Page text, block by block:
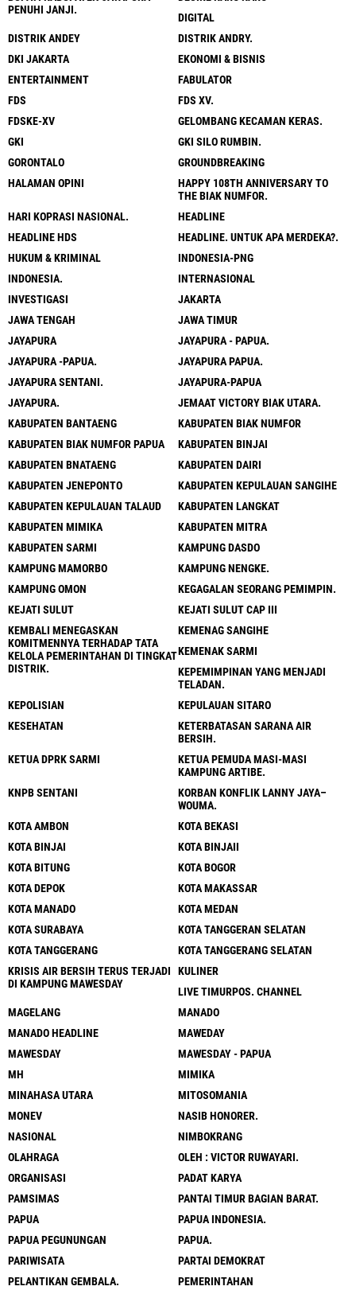
PENUHI JANJI.
DIGITAL
DISTRIK ANDEY
DISTRIK ANDRY.
DKI JAKARTA
EKONOMI & BISNIS
ENTERTAINMENT
FABULATOR
FDS
FDS XV.
FDSKE-XV
GELOMBANG KECAMAN KERAS.
GKI
GKI SILO RUMBIN.
GORONTALO
GROUNDBREAKING
HALAMAN OPINI
HAPPY 108TH ANNIVERSARY TO
THE BIAK NUMFOR.
HARI KOPRASI NASIONAL.
HEADLINE
HEADLINE HDS
HEADLINE. UNTUK APA MERDEKA?.
HUKUM & KRIMINAL
INDONESIA-PNG
INDONESIA.
INTERNASIONAL
INVESTIGASI
JAKARTA
JAWA TENGAH
JAWA TIMUR
JAYAPURA
JAYAPURA - PAPUA.
JAYAPURA -PAPUA.
JAYAPURA PAPUA.
JAYAPURA SENTANI.
JAYAPURA-PAPUA
JAYAPURA.
JEMAAT VICTORY BIAK UTARA.
KABUPATEN BANTAENG
KABUPATEN BIAK NUMFOR
KABUPATEN BIAK NUMFOR PAPUA
KABUPATEN BINJAI
KABUPATEN BNATAENG
KABUPATEN DAIRI
KABUPATEN JENEPONTO
KABUPATEN KEPULAUAN SANGIHE
KABUPATEN KEPULAUAN TALAUD
KABUPATEN LANGKAT
KABUPATEN MIMIKA
KABUPATEN MITRA
KABUPATEN SARMI
KAMPUNG DASDO
KAMPUNG MAMORBO
KAMPUNG NENGKE.
KAMPUNG OMON
KEGAGALAN SEORANG PEMIMPIN.
KEJATI SULUT
KEJATI SULUT CAP III
KEMBALI MENEGASKAN
KOMITMENNYA TERHADAP TATA
KELOLA PEMERINTAHAN DI TINGKAT
DISTRIK.
KEMENAG SANGIHE
KEMENAK SARMI
KEPEMIMPINAN YANG MENJADI
TELADAN.
KEPOLISIAN
KEPULAUAN SITARO
KESEHATAN
KETERBATASAN SARANA AIR
BERSIH.
KETUA DPRK SARMI
KETUA PEMUDA MASI-MASI
KAMPUNG ARTIBE.
KNPB SENTANI
KORBAN KONFLIK LANNY JAYA–
WOUMA.
KOTA AMBON
KOTA BEKASI
KOTA BINJAI
KOTA BINJAII
KOTA BITUNG
KOTA BOGOR
KOTA DEPOK
KOTA MAKASSAR
KOTA MANADO
KOTA MEDAN
KOTA SURABAYA
KOTA TANGGERAN SELATAN
KOTA TANGGERANG
KOTA TANGGERANG SELATAN
KRISIS AIR BERSIH TERUS TERJADI
DI KAMPUNG MAWESDAY
KULINER
LIVE TIMURPOS. CHANNEL
MAGELANG
MANADO
MANADO HEADLINE
MAWEDAY
MAWESDAY
MAWESDAY - PAPUA
MH
MIMIKA
MINAHASA UTARA
MITOSOMANIA
MONEV
NASIB HONORER.
NASIONAL
NIMBOKRANG
OLAHRAGA
OLEH : VICTOR RUWAYARI.
ORGANISASI
PADAT KARYA
PAMSIMAS
PANTAI TIMUR BAGIAN BARAT.
PAPUA
PAPUA INDONESIA.
PAPUA PEGUNUNGAN
PAPUA.
PARIWISATA
PARTAI DEMOKRAT
PELANTIKAN GEMBALA.
PEMERINTAHAN